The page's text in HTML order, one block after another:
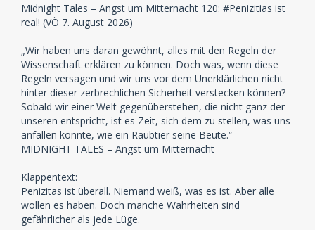
Midnight Tales – Angst um Mitternacht 120: #Penizitias ist
real! (VÖ 7. August 2026)
„Wir haben uns daran gewöhnt, alles mit den Regeln der
Wissenschaft erklären zu können. Doch was, wenn diese
Regeln versagen und wir uns vor dem Unerklärlichen nicht
hinter dieser zerbrechlichen Sicherheit verstecken können?
Sobald wir einer Welt gegenüberstehen, die nicht ganz der
unseren entspricht, ist es Zeit, sich dem zu stellen, was uns
anfallen könnte, wie ein Raubtier seine Beute.“
MIDNIGHT TALES – Angst um Mitternacht
Klappentext:
Penizitas ist überall. Niemand weiß, was es ist. Aber alle
wollen es haben. Doch manche Wahrheiten sind
gefährlicher als jede Lüge.